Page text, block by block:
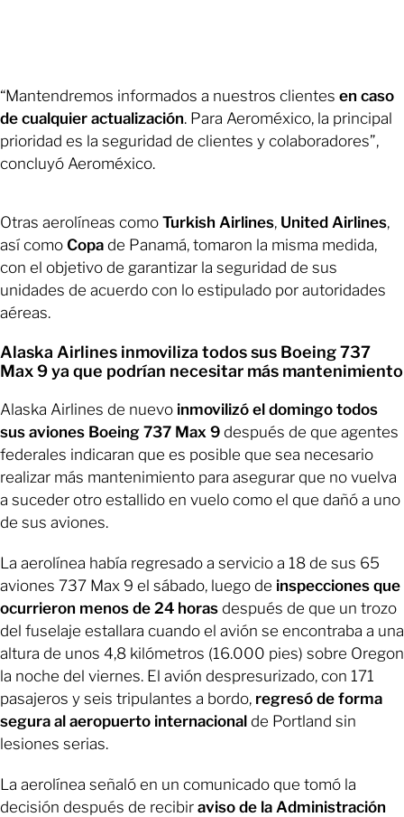
“Mantendremos informados a nuestros clientes en caso
de cualquier actualización. Para Aeroméxico, la principal
prioridad es la seguridad de clientes y colaboradores”,
concluyó Aeroméxico.
Otras aerolíneas como Turkish Airlines, United Airlines,
así como Copa de Panamá, tomaron la misma medida,
con el objetivo de garantizar la seguridad de sus
unidades de acuerdo con lo estipulado por autoridades
aéreas.
Alaska Airlines inmoviliza todos sus Boeing 737
Max 9 ya que podrían necesitar más mantenimiento
Alaska Airlines de nuevo inmovilizó el domingo todos
sus aviones Boeing 737 Max 9 después de que agentes
federales indicaran que es posible que sea necesario
realizar más mantenimiento para asegurar que no vuelva
a suceder otro estallido en vuelo como el que dañó a uno
de sus aviones.
La aerolínea había regresado a servicio a 18 de sus 65
aviones 737 Max 9 el sábado, luego de inspecciones que
ocurrieron menos de 24 horas después de que un trozo
del fuselaje estallara cuando el avión se encontraba a una
altura de unos 4,8 kilómetros (16.000 pies) sobre Oregon
la noche del viernes. El avión despresurizado, con 171
pasajeros y seis tripulantes a bordo, regresó de forma
segura al aeropuerto internacional de Portland sin
lesiones serias.
La aerolínea señaló en un comunicado que tomó la
decisión después de recibir aviso de la Administración